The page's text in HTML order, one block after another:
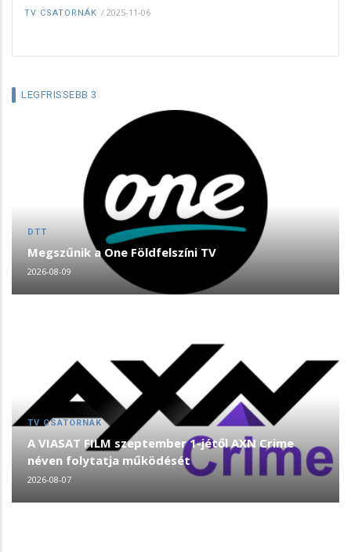
TV CSATORNÁK / 2025-11-06
LEGFRISSEBB 3
DTT
Megszűnik a One Földfelszíni TV
2026-08-09
TV CSATORNÁK
A VIASAT FILM szeptember 1-jétől AXN Crime
néven folytatja működését
2026-08-07